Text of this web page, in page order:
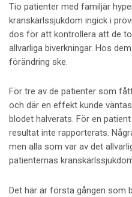
Tio patienter med familjär
kranskärlssjukdom ingick i
dos för att kontrollera att de
allvarliga biverkningar. Hos
förändring ske.
För tre av de patienter som
och där en effekt kunde
blodet halverats. För en
resultat inte rapporterats.
men alla som var av det
patienternas
Det här är första gången som